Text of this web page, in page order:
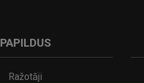
PAPILDUS
Ražotāji